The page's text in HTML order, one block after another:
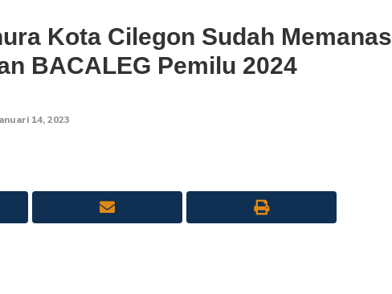
Kota Cilegon Sudah Memanas
BACALEG Pemilu 2024
14, 2023